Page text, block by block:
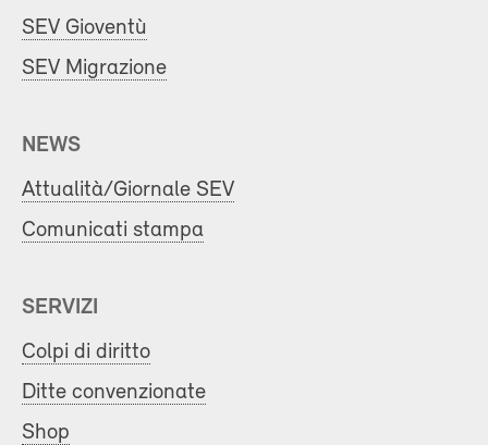
SEV Gioventù
SEV Migrazione
NEWS
Attualità/Giornale SEV
Comunicati stampa
SERVIZI
Colpi di diritto
Ditte convenzionate
Shop